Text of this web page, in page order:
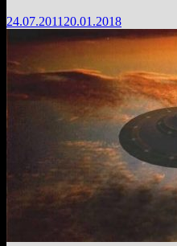
24.07.2011 20.01.2018